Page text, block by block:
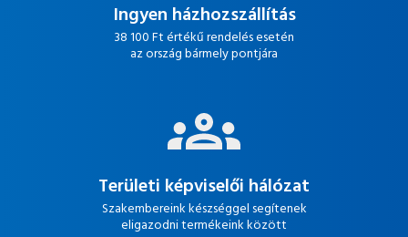
Ingyen házhozszállítás
38 100 Ft értékű rendelés esetén
az ország bármely pontjára
Területi képviselői hálózat
Szakembereink készséggel segítenek
eligazodni termékeink között